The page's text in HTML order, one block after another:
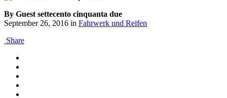
By Guest settecento cinquanta due
September 26, 2016 in Fahrwerk und Reifen
Share